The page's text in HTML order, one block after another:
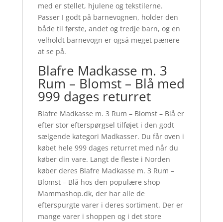
med er stellet, hjulene og tekstilerne.
Passer I godt på barnevognen, holder den
både til første, andet og tredje barn, og en
velholdt barnevogn er også meget pænere
at se på.
Blafre Madkasse m. 3
Rum – Blomst – Blå med
999 dages returret
Blafre Madkasse m. 3 Rum – Blomst – Blå er
efter stor efterspørgsel tilføjet i den godt
sælgende kategori Madkasser. Du får oven i
købet hele 999 dages returret med når du
køber din vare. Langt de fleste i Norden
køber deres Blafre Madkasse m. 3 Rum –
Blomst – Blå hos den populære shop
Mammashop.dk, der har alle de
efterspurgte varer i deres sortiment. Der er
mange varer i shoppen og i det store